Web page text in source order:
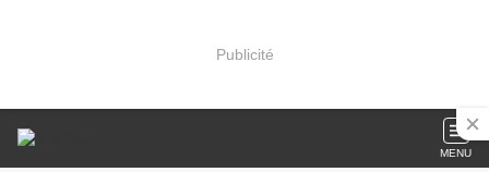
Publicité
MENU